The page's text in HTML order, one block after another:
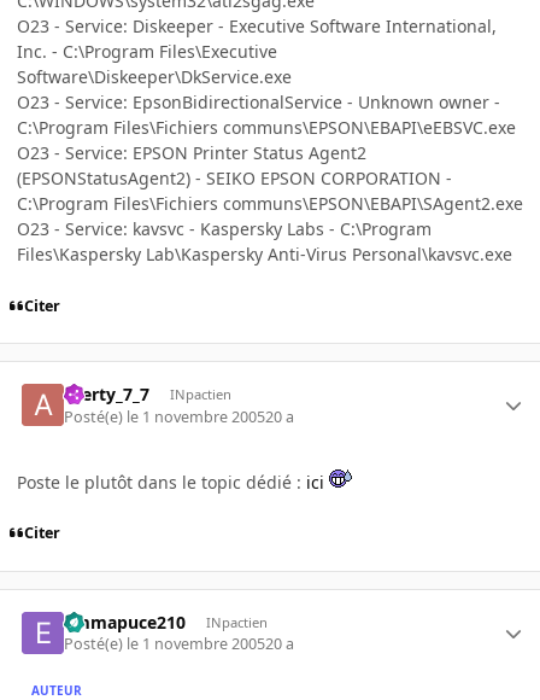
O23 - Service: Diskeeper - Executive Software International,
Inc. - C:\Program Files\Executive
Software\Diskeeper\DkService.exe
O23 - Service: EpsonBidirectionalService - Unknown owner -
C:\Program Files\Fichiers communs\EPSON\EBAPI\eEBSVC.exe
O23 - Service: EPSON Printer Status Agent2
(EPSONStatusAgent2) - SEIKO EPSON CORPORATION -
C:\Program Files\Fichiers communs\EPSON\EBAPI\SAgent2.exe
O23 - Service: kavsvc - Kaspersky Labs - C:\Program
Files\Kaspersky Lab\Kaspersky Anti-Virus Personal\kavsvc.exe
Citer
azerty_7_7 INpactien
Posté(e) le 1 novembre 200520 a
Poste le plutôt dans le topic dédié : ici
Citer
emmapuce210 INpactien
Posté(e) le 1 novembre 200520 a
AUTEUR